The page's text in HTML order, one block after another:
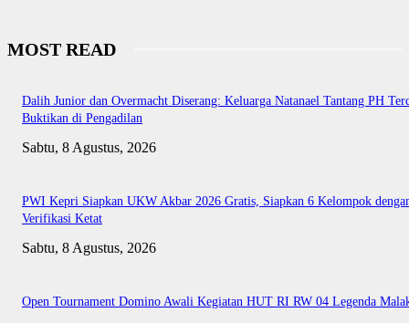
MOST READ
Dalih Junior dan Overmacht Diserang: Keluarga Natanael Tantang PH
Buktikan di Pengadilan
Sabtu, 8 Agustus, 2026
PWI Kepri Siapkan UKW Akbar 2026 Gratis, Siapkan 6 Kelompok
Verifikasi Ketat
Sabtu, 8 Agustus, 2026
Open Tournament Domino Awali Kegiatan HUT RI RW 04 Legenda